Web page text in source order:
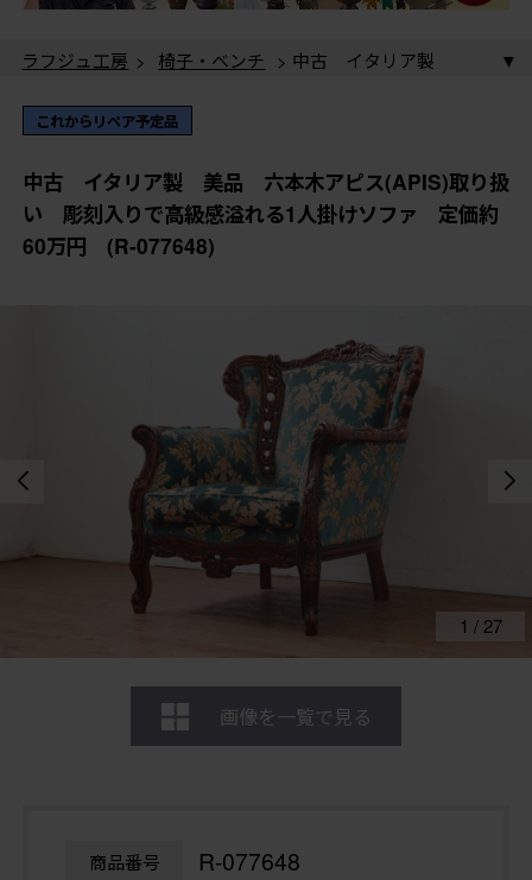
ラフジュ工房 > 椅子・ベンチ
溢れる1人掛けソファ 定価約60万円 (R-077648)
ラフジュ工房 > ソファ
六本木アピス(APIS)取り扱い 彫刻入りで高級感溢れる
1人掛けソファ 定価約60万円 (R-077648)
ラフジュ工房 > ソファ > 1人掛けソファ
タリア製 美品 六本木アピス(APIS)取り扱い 彫刻入
りで高級感溢れる1人掛けソファ 定価約60万円 (R-
077648)
ラフジュ工房 > 椅子・ベンチ > ラウンジチェア
古 イタリア製 美品 六本木アピス(APIS)取り扱い
これからリペア予定品
中古 イタリア製 美品 六本木アピス(APIS)取り扱
い 彫刻入りで高級感溢れる1人掛けソファ 定価約
60万円 (R-077648)
1 / 27
画像を一覧で見る
商品番号 R-077648